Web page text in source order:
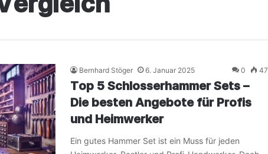
Bernhard Stöger 6. Januar 2025 0 47
Top 5 Schlosserhammer Sets –
Die besten Angebote für Profis
und Heimwerker
Ein gutes Hammer Set ist ein Muss für jeden